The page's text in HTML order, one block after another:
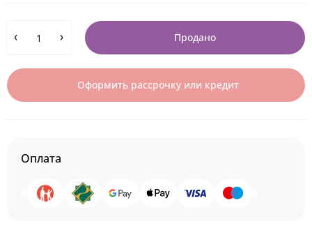
Продано
Оформить рассрочку или кредит
Оплата